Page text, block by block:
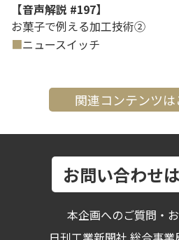
【音声解説 #197】
お菓子で例える加工技術②
ニュースイッチ
関連コンテンツ
お問い合わせ
本企画へのご質問・